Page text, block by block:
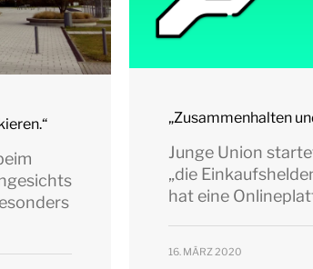
„Zusammenhalten
Junge Union
„die
hat eine
16. MÄRZ 2020